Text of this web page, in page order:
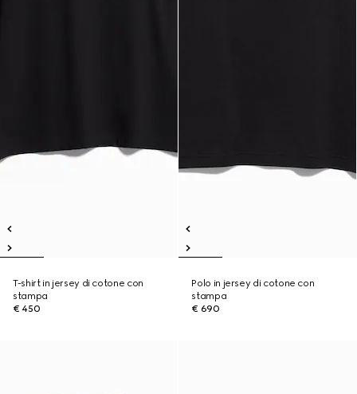
T-shirt in jersey di cotone con
stampa
€ 450
Polo in jersey di cotone con
stampa
€ 690